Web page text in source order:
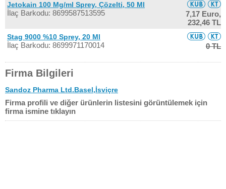
Jetokain 100 Mg/ml Sprey, Çözelti, 50 Ml
İlaç Barkodu: 8699587513595
7,17 Euro,
232,46 TL
Stag 9000 %10 Sprey, 20 Ml
İlaç Barkodu: 8699971170014 0 TL
Firma Bilgileri
Sandoz Pharma Ltd.Basel,İsviçre
Firma profili ve diğer ürünlerin listesini görüntülemek için
firma ismine tıklayın